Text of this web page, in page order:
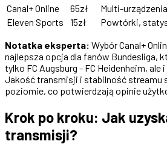
Canal+ Online 65zł
Multi-
Eleven Sports
15zł
Powtórki,
Notatka eksperta: Wybór Canal+
najlepsza opcja dla fanów Bundesliga,
tylko FC Augsburg - FC Heidenheim, ale
Jakość transmisji i stabilność streamu
poziomie, co potwierdzają opinie
Krok po kroku: Jak
transmisji?